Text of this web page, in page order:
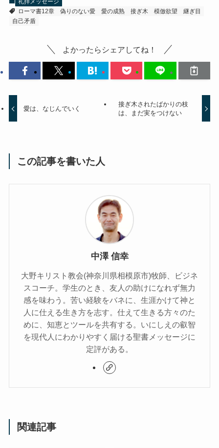
ローマ書12章
偽りのない愛 愛の成熟 接ぎ木 模倣欲望
継ぎ目
自己矛盾
よかったらシェアしてね！
愛は、なじんでいく
接ぎ木されたばかりの枝
は、まだ実をつけない
この記事を書いた人
中澤 信幸
大野キリスト教会(神奈川県相模原市)牧師、ビジネ
スコーチ。学生のとき、友人の助けになれず無力
感を味わう。苦い経験をバネに、生涯かけて神と
人に仕える生き方を志す。仕えて生きる方々のた
めに、知恵とツールを共有する。いにしえの叡智
を現代人にわかりやすく届ける聖書メッセージに
定評がある。
関連記事